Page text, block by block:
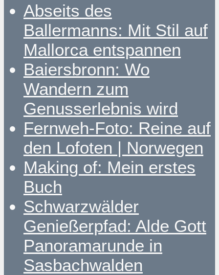
Abseits des
Ballermanns: Mit Stil auf
Mallorca entspannen
Baiersbronn: Wo
Wandern zum
Genusserlebnis wird
Fernweh-Foto: Reine auf
den Lofoten | Norwegen
Making of: Mein erstes
Buch
Schwarzwälder
Genießerpfad: Alde Gott
Panoramarunde in
Sasbachwalden